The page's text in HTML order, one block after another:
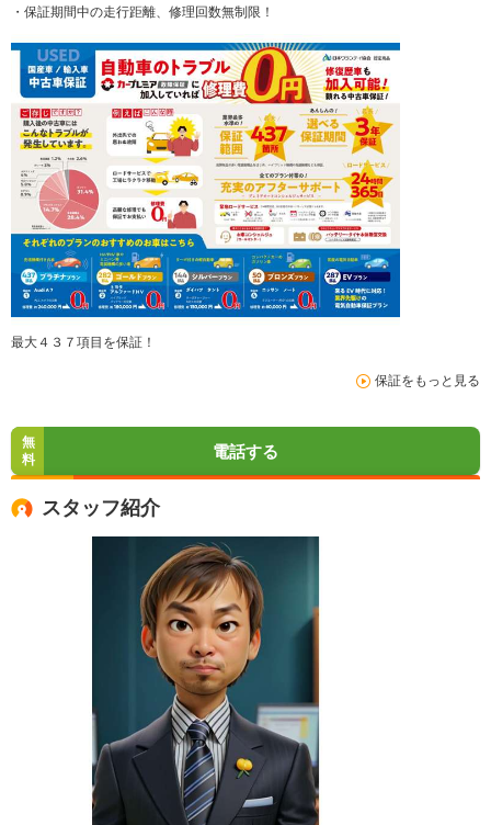
・保証期間中の走行距離、修理回数無制限！
最大４３７項目を保証！
保証をもっと見る
無
料
電話する
スタッフ紹介